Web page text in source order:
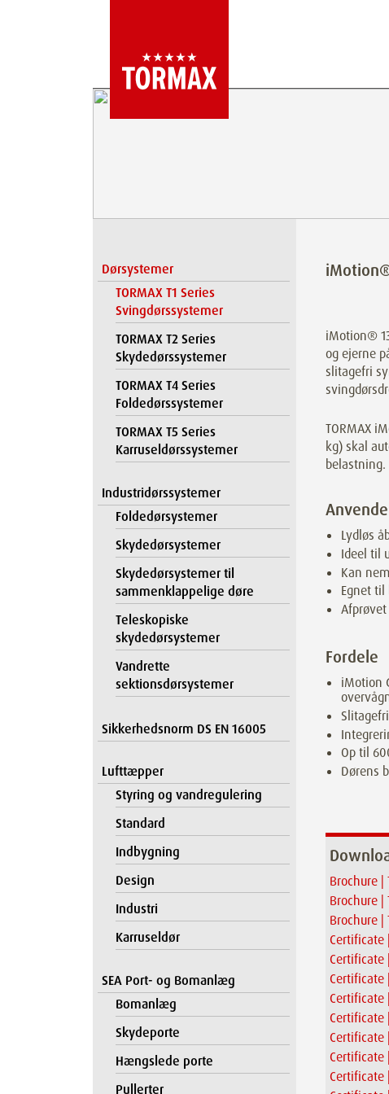
Dørsystemer
TORMAX T1 Series
Svingdørssystemer
TORMAX T2 Series
Skydedørssystemer
TORMAX T4 Series
Foldedørssystemer
TORMAX T5 Series
Karruseldørssystemer
Industridørssystemer
Foldedørsystemer
Skydedørsystemer
Skydedørsystemer til
sammenklappelige døre
Teleskopiske
skydedørsystemer
Vandrette
sektionsdørsystemer
Sikkerhedsnorm DS EN 16005
Lufttæpper
Styring og vandregulering
Standard
Indbygning
Design
Industri
Karruseldør
SEA Port- og Bomanlæg
Bomanlæg
Skydeporte
Hængslede porte
Pullerter
iMotion®
og ejerne
slitagefri
TORMAX
kg) skal
belastning.
Lydløs
Ideel til
Kan
Egnet
Fordele
iMotion
Op til
Dørens
Brochure |
Brochure |
Brochure |
Certificate
Certificate
Certificate
Certificate
Certificate
Certificate
Certificate
Certificate